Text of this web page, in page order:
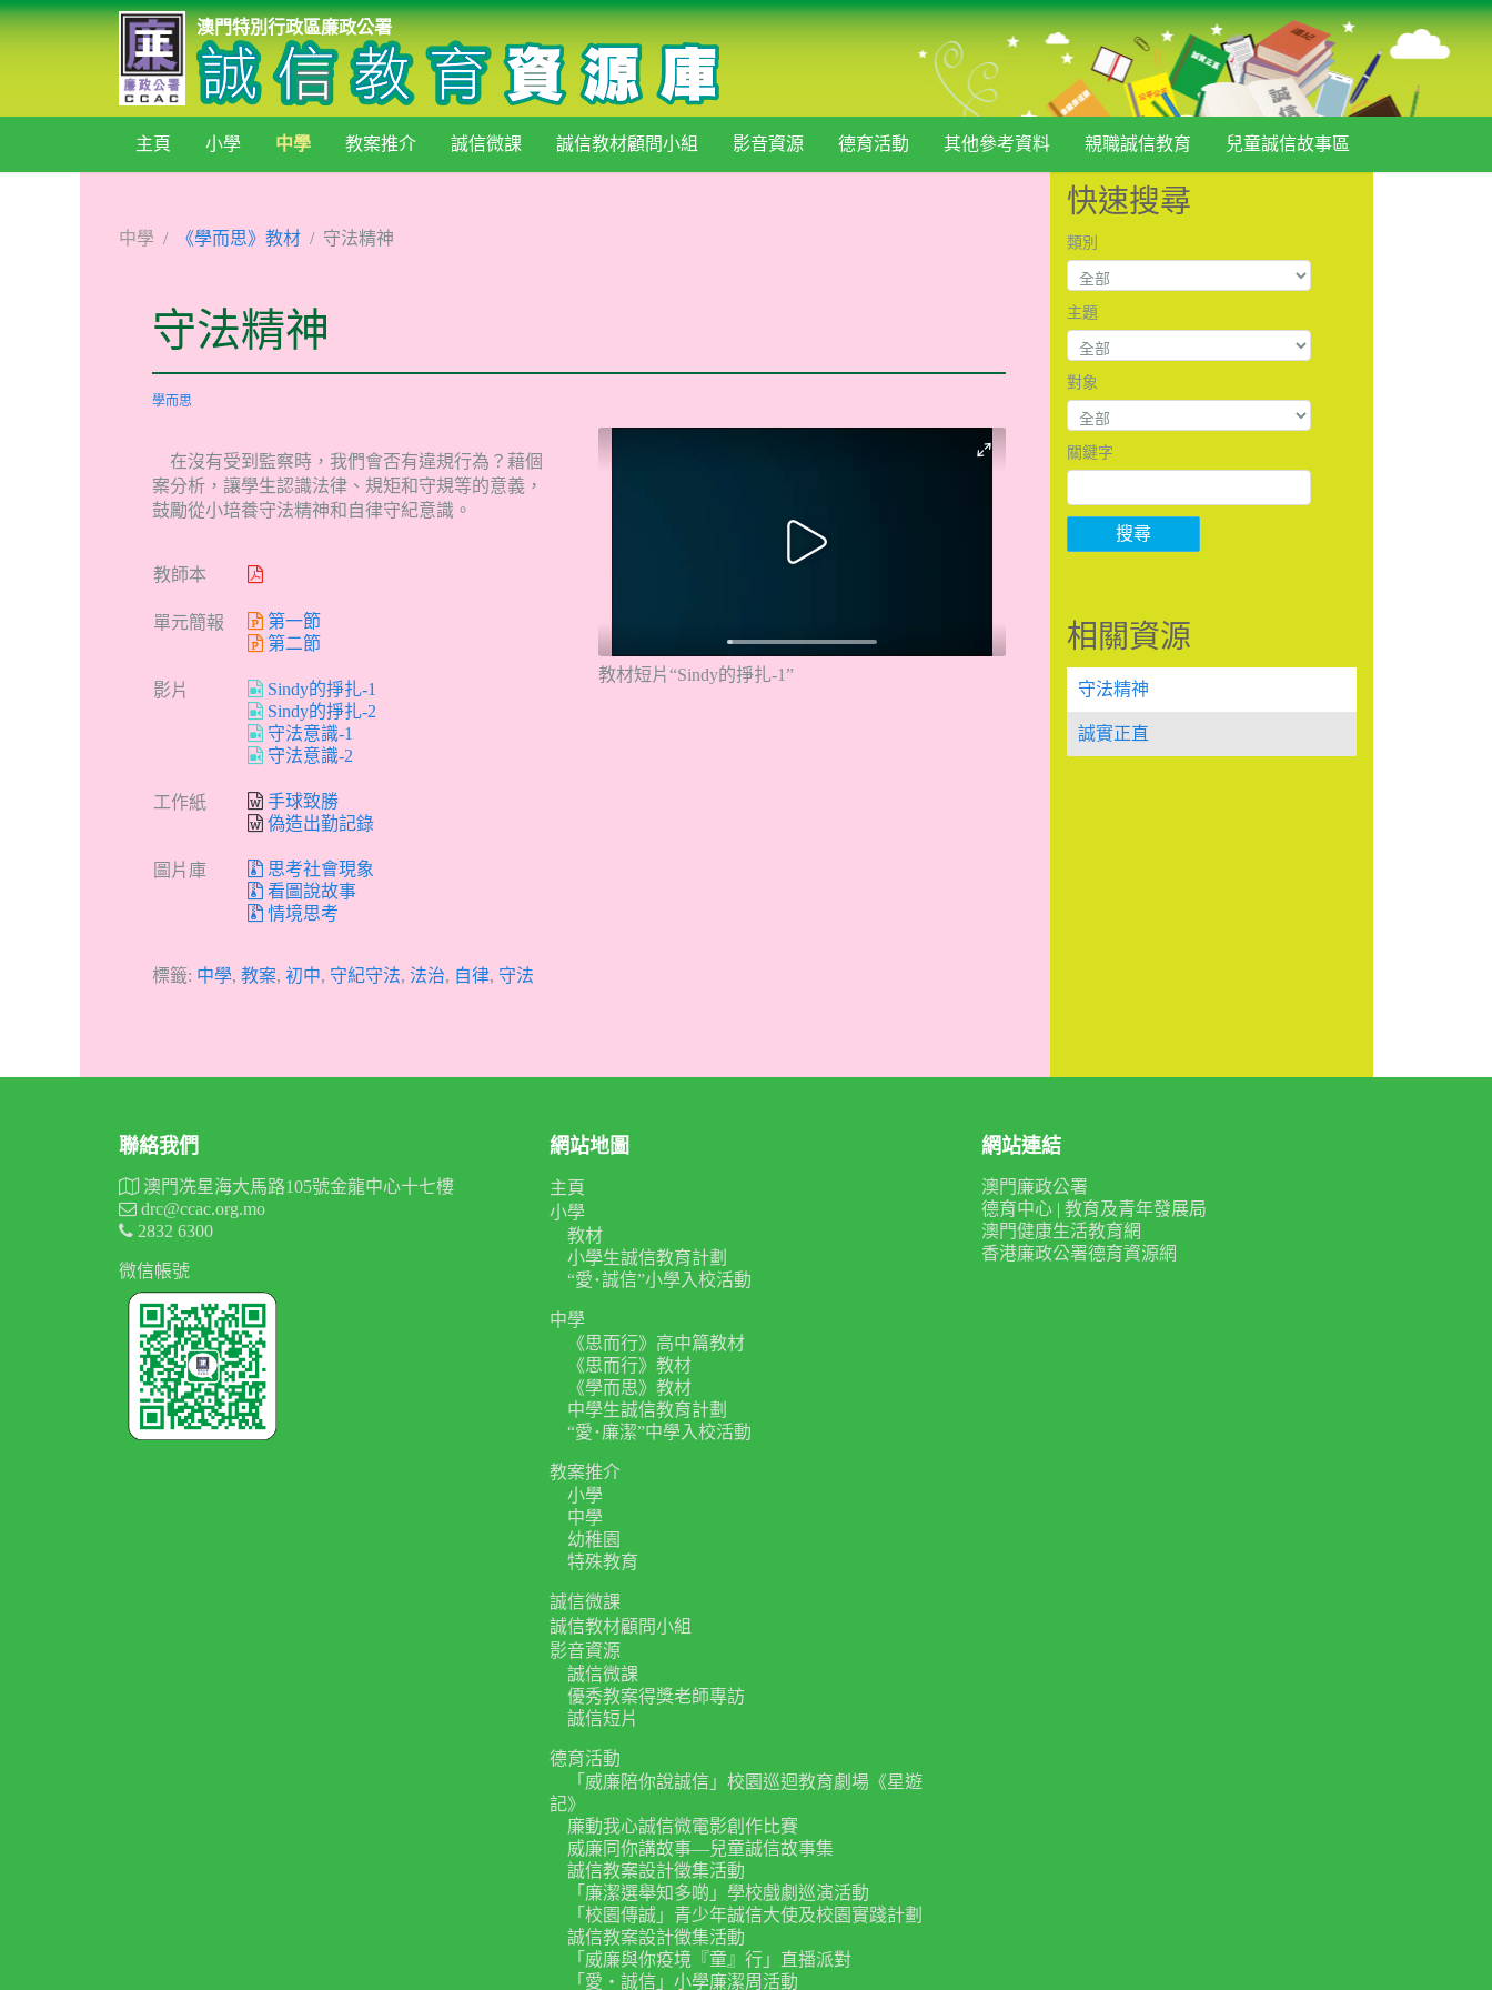
澳門特別行政區廉政公署
主頁 小學 中學 教案推介 誠信微課 誠信教材顧問小組 影音資源 德育活動 其他參考資料 親職誠信教育 兒童誠信故事區
中學 《學而思》教材 守法精神
守法精神
學而思
在沒有受到監察時，我們會否有違規行為？藉個
案分析，讓學生認識法律、規矩和守規等的意義，
鼓勵從小培養守法精神和自律守紀意識。
教師本
單元簡報
第一節
第二節
影片
Sindy的掙扎-1
Sindy的掙扎-2
守法意識-1
守法意識-2
工作紙
手球致勝
偽造出勤記錄
圖片庫
思考社會現象
看圖說故事
情境思考
教材短片“Sindy的掙扎-1”
標籤: 中學, 教案, 初中, 守紀守法, 法治, 自律, 守法
快速搜尋
類別
主題
對象
關鍵字
搜尋
相關資源
守法精神
誠實正直
聯絡我們
澳門冼星海大馬路105號金龍中心十七樓
drc@ccac.org.mo
2832 6300
微信帳號
網站地圖
主頁
小學
教材
小學生誠信教育計劃
“愛･誠信”小學入校活動
中學
《思而行》高中篇教材
《思而行》教材
《學而思》教材
中學生誠信教育計劃
“愛･廉潔”中學入校活動
教案推介
小學
中學
幼稚園
特殊教育
誠信微課
誠信教材顧問小組
影音資源
誠信微課
優秀教案得獎老師專訪
誠信短片
德育活動
「威廉陪你說誠信」校園巡迴教育劇場《星遊
記》
廉動我心誠信微電影創作比賽
威廉同你講故事—兒童誠信故事集
誠信教案設計徵集活動
「廉潔選舉知多啲」學校戲劇巡演活動
「校園傳誠」青少年誠信大使及校園實踐計劃
誠信教案設計徵集活動
「威廉與你疫境『童』行」直播派對
「愛‧誠信」小學廉潔周活動
網站連結
澳門廉政公署
德育中心 | 教育及青年發展局
澳門健康生活教育網
香港廉政公署德育資源網